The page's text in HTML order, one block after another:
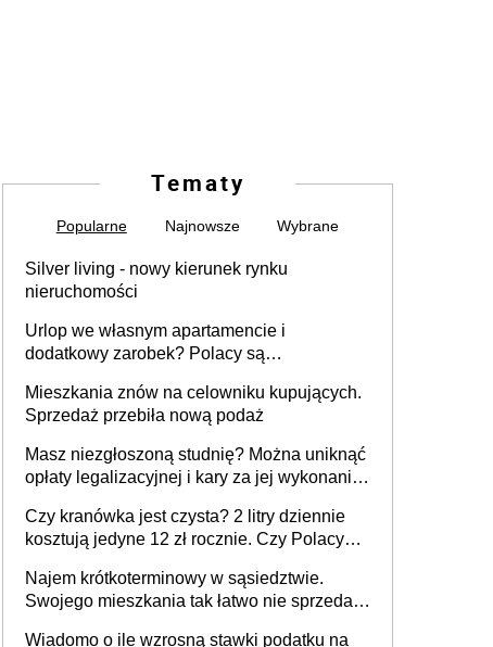
Tematy
Popularne Najnowsze Wybrane
Silver living - nowy kierunek rynku
nieruchomości
Urlop we własnym apartamencie i
dodatkowy zarobek? Polacy są
Mieszkania znów na celowniku kupujących.
Sprzedaż przebiła nową podaż
Masz niezgłoszoną studnię? Można uniknąć
opłaty legalizacyjnej i kary za jej wykonanie,
Czy kranówka jest czysta? 2 litry dziennie
kosztują jedyne 12 zł rocznie. Czy Polacy
Najem krótkoterminowy w sąsiedztwie.
Swojego mieszkania tak łatwo nie sprzedaż
Wiadomo o ile wzrosną stawki podatku na